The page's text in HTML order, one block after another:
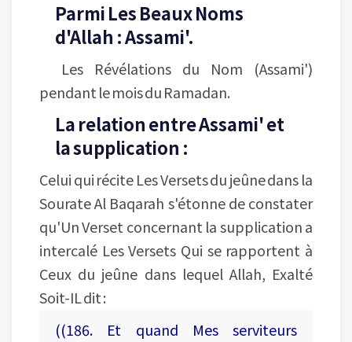
Parmi Les Beaux Noms
d'Allah : Assami'.
Les Révélations du Nom (Assami')
pendant le mois du Ramadan.
La relation entre Assami' et
la supplication :
Celui qui récite Les Versets du jeûne dans la
Sourate Al Baqarah s'étonne de constater
qu'Un Verset concernant la supplication a
intercalé Les Versets Qui se rapportent à
Ceux du jeûne dans lequel Allah, Exalté
Soit-IL dit :
((186. Et quand Mes serviteurs